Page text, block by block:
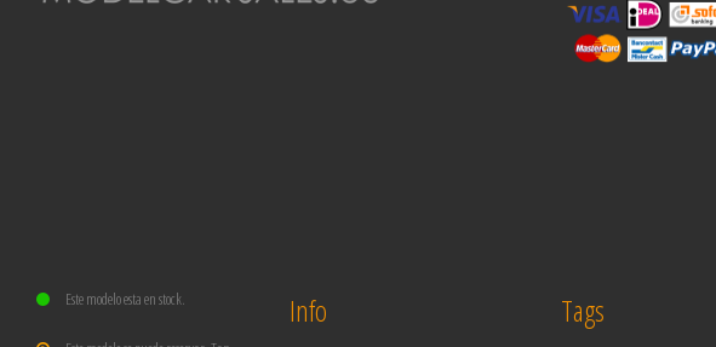
Este modelo esta en stock. Info Tags